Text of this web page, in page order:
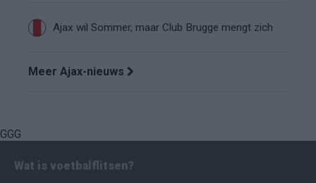
Ajax wil Sommer, maar Club Brugge mengt zich
Meer Ajax-nieuws
GGG
Wat is voetbalflitsen?